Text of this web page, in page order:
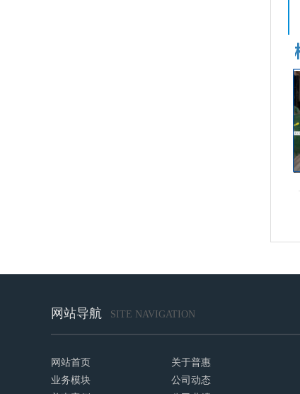
网站导航 SITE NAVIGATION
网站首页
关于普惠
业务模块
公司动态